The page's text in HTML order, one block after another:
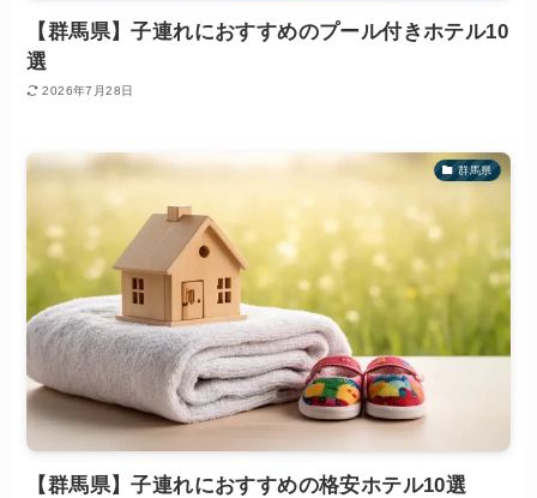
【群馬県】子連れにおすすめのプール付きホテル10
選
2026年7月28日
群馬県
【群馬県】子連れにおすすめの格安ホテル10選